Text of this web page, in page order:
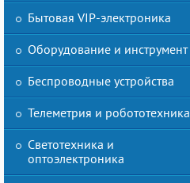
Бытовая VIP-электроника
Оборудование и инструмент
Беспроводные устройства
Телеметрия и робототехника
Светотехника и
оптоэлектроника